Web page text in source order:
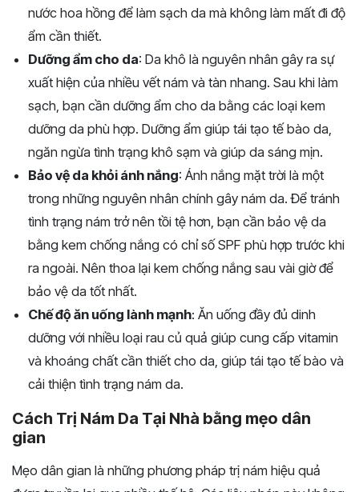
nước hoa hồng để làm sạch da mà không làm mất đi độ
ẩm cần thiết.
Dưỡng ẩm cho da: Da khô là nguyên nhân gây ra sự
xuất hiện của nhiều vết nám và tàn nhang. Sau khi làm
sạch, bạn cần dưỡng ẩm cho da bằng các loại kem
dưỡng da phù hợp. Dưỡng ẩm giúp tái tạo tế bào da,
ngăn ngừa tình trạng khô sạm và giúp da sáng mịn.
Bảo vệ da khỏi ánh nắng: Ánh nắng mặt trời là một
trong những nguyên nhân chính gây nám da. Để tránh
tình trạng nám trở nên tồi tệ hơn, bạn cần bảo vệ da
bằng kem chống nắng có chỉ số SPF phù hợp trước khi
ra ngoài. Nên thoa lại kem chống nắng sau vài giờ để
bảo vệ da tốt nhất.
Chế độ ăn uống lành mạnh: Ăn uống đầy đủ dinh
dưỡng với nhiều loại rau củ quả giúp cung cấp vitamin
và khoáng chất cần thiết cho da, giúp tái tạo tế bào và
cải thiện tình trạng nám da.
Cách Trị Nám Da Tại Nhà bằng mẹo dân
gian
Mẹo dân gian là những phương pháp trị nám hiệu quả